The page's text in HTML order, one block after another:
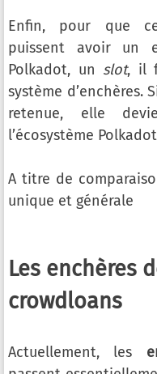
Enfin, pour que
puissent avoir un
Polkadot, un slot, il
système d’enchères.
retenue, elle
l’écosystème
A titre de
unique et générale
Les enchères
crowdloans
Actuellement, les